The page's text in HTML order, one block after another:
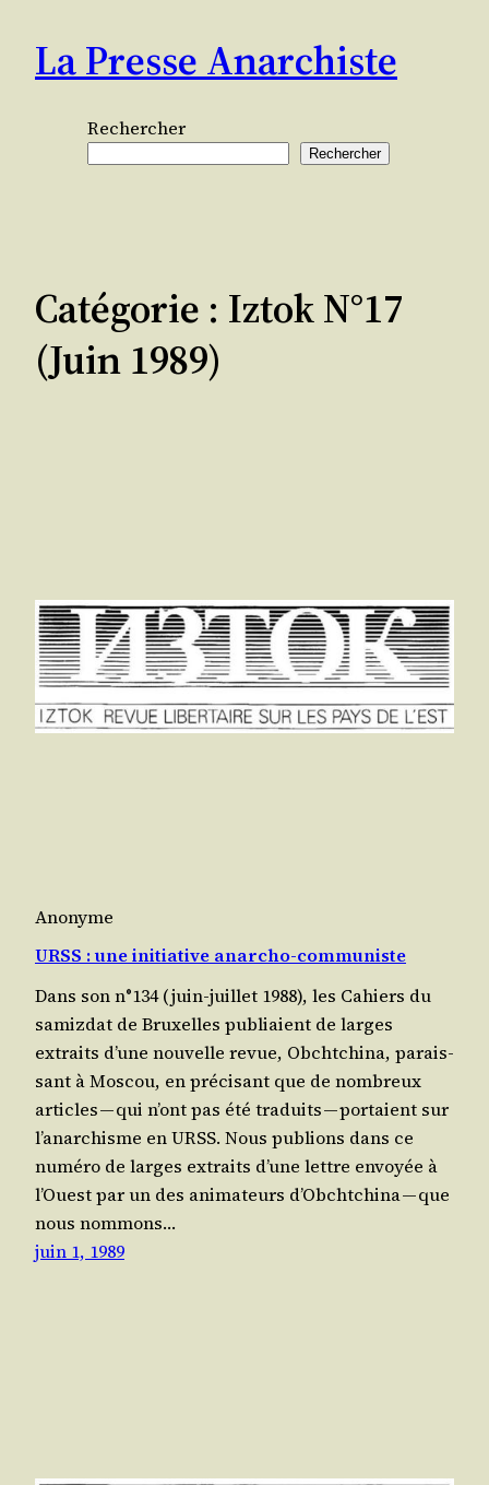
contenu
La Presse Anarchiste
Rechercher
Rechercher
Catégorie : Iztok N°17
(juin 1989)
Anonyme
URSS : une initiative anarcho-communiste
Dans son n°134 (juin-juillet 1988), les Cahiers du
samiz­dat de Bruxelles publiaient de larges
extraits d’une nou­velle revue, Obcht­chi­na, parais­
sant à Mos­cou, en pré­ci­sant que de nom­breux
articles — qui n’ont pas été tra­duits — por­taient sur
l’a­nar­chisme en URSS. Nous publions dans ce
numé­ro de larges extraits d’une lettre envoyée à
l’Ouest par un des ani­ma­teurs d’Obcht­chi­na — que
nous nom­mons…
juin 1, 1989